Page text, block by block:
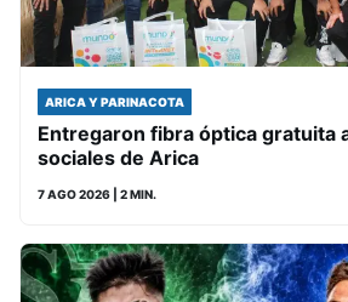
ARICA Y PARINACOTA
Entregaron fibra óptica gratuita
sociales de Arica
7 AGO 2026 | 2 MIN.